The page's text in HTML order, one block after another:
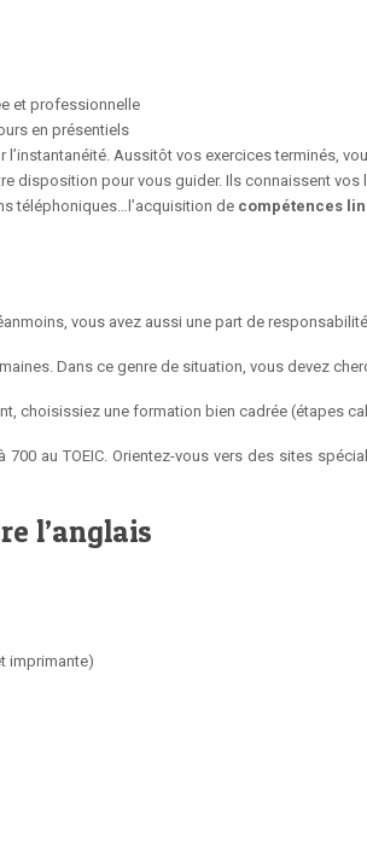
et professionnelle
en présentiels
Aussitôt vos exercices terminés,
disposition pour vous guider. Ils connaissent vos
téléphoniques…l’acquisition de compétences
vous avez aussi une part de
Dans ce genre de situation, vous devez
choisissiez une formation bien cadrée (étapes
au TOEIC. Orientez-vous vers des sites
l’anglais
imprimante)